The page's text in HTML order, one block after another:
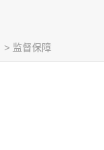
> 监督保障